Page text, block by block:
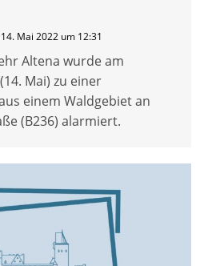
14. Mai 2022 um 12:31
Altena wurde am
Mai) zu einer
einem Waldgebiet an
(B236) alarmiert.